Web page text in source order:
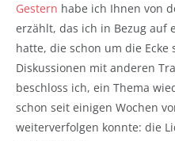
Gestern habe ich Ihnen von
erzählt, das ich in Bezug auf
hatte, die schon um die
Diskussionen mit anderen
beschloss ich, ein Thema
schon seit einigen Wochen
weiterverfolgen konnte: die